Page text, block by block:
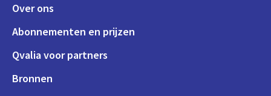
Over ons
Abonnementen en prijzen
Qvalia voor partners
Bronnen